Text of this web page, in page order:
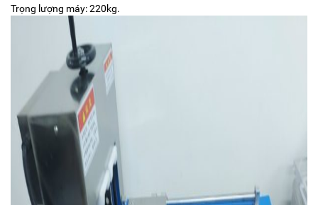
Trọng lượng máy: 220kg.